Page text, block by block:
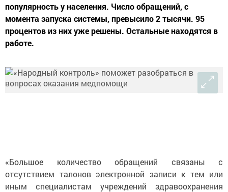
популярность у населения. Число обращений, с
момента запуска системы, превысило 2 тысячи. 95
процентов из них уже решены. Остальные находятся в
работе.
«Большое количество обращений связаны с
отсутствием талонов электронной записи к тем или
иным специалистам учреждений здравоохранения